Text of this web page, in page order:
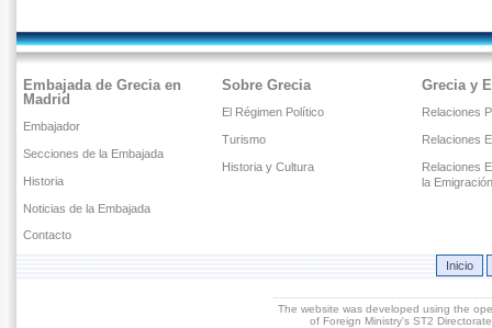
Embajada de Grecia en
Madrid
Embajador
Secciones de la Embajada
Historia
Noticias de la Embajada
Contacto
Sobre Grecia
El Régimen Político
Turismo
Historia y Cultura
Grecia y
Relaciones
Relaciones
Relaciones
la
Inicio
The website was developed using the
of Foreign Ministry's ST2